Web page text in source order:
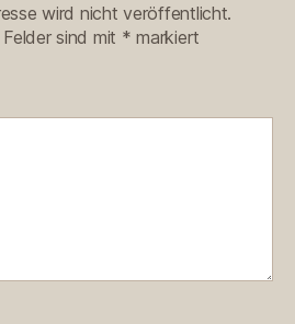
wird nicht veröffentlicht.
sind mit * markiert